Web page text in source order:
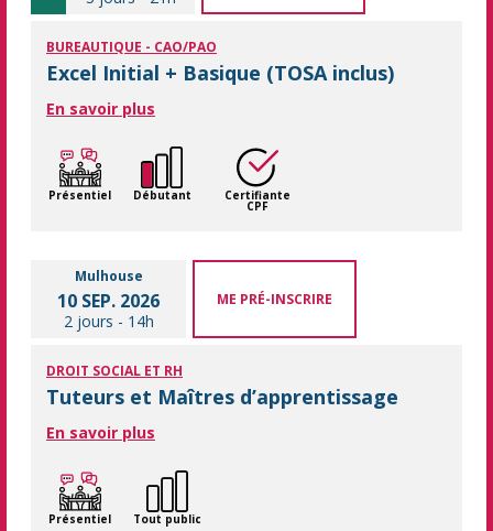
BUREAUTIQUE - CAO/PAO
Excel Initial + Basique (TOSA inclus)
En savoir plus
Présentiel Débutant Certifiante
CPF
Mulhouse
10 SEP. 2026
2 jours - 14h
ME PRÉ-INSCRIRE
DROIT SOCIAL ET RH
Tuteurs et Maîtres d’apprentissage
En savoir plus
Présentiel Tout public